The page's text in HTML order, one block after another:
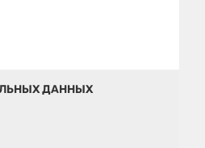
ДАННЫХ